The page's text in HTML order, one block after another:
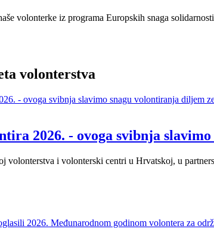
volonterke iz programa Europskih snaga
volonterstva
2026. - ovoga svibnja
volonterstva i volonterski centri u Hrvatskoj, u